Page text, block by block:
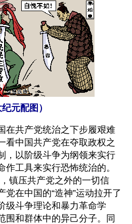
元配图）
在共产党统治之下步履艰难
看中国共产党在夺取政权之
，以阶级斗争为纲领来实行
作工具来实行恐怖统治的。
，镇压共产党之外的一切信
党在中国的“造神”运动拉开了
级斗争理论和暴力革命学
围和群体中的异己分子。同